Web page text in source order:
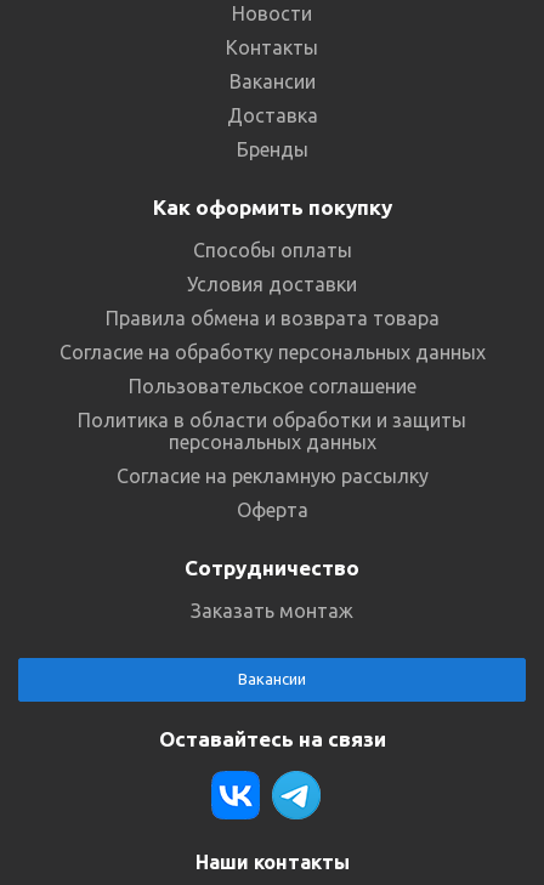
Новости
Контакты
Вакансии
Доставка
Бренды
Как оформить покупку
Способы оплаты
Условия доставки
Правила обмена и возврата товара
Согласие на обработку персональных данных
Пользовательское соглашение
Политика в области обработки и защиты
персональных данных
Согласие на рекламную рассылку
Оферта
Сотрудничество
Заказать монтаж
Вакансии
Оставайтесь на связи
Наши контакты